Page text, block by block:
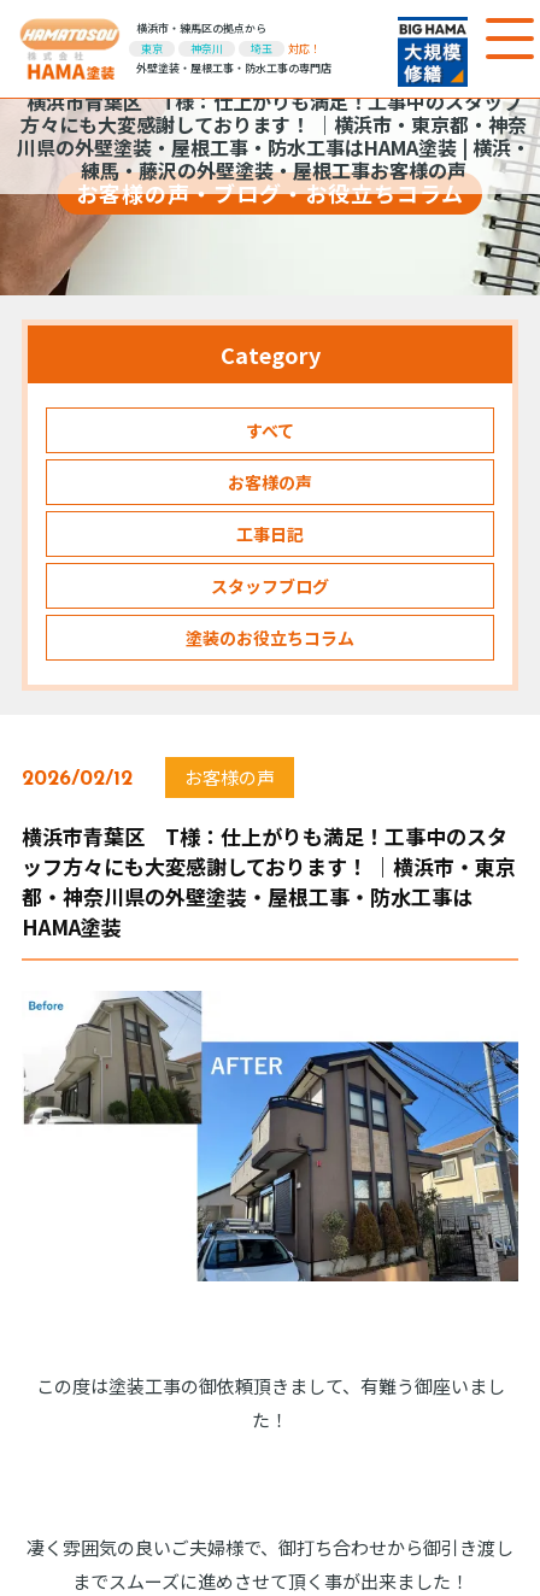
横浜市・練馬区の拠点から
東京
神奈川 埼玉
対応！
外壁塗装・屋根工事・防水工事の専門店
横浜市青葉区 T様：仕上がりも満足！工事中のスタッフ
方々にも大変感謝しております！ ｜横浜市・東京都・神奈
川県の外壁塗装・屋根工事・防水工事はHAMA塗装 | 横浜・
練馬・藤沢の外壁塗装・屋根工事お客様の声
お客様の声・ブログ・お役立ちコラム
Category
すべて
お客様の声
工事日記
スタッフブログ
塗装のお役立ちコラム
2026/02/12 お客様の声
横浜市青葉区 T様：仕上がりも満足！工事中のスタ
ッフ方々にも大変感謝しております！ ｜横浜市・東京
都・神奈川県の外壁塗装・屋根工事・防水工事は
HAMA塗装
この度は塗装工事の御依頼頂きまして、有難う御座いまし
た！
凄く雰囲気の良いご夫婦様で、御打ち合わせから御引き渡し
までスムーズに進めさせて頂く事が出来ました！